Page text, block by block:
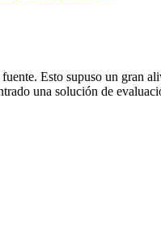
Esto supuso un gran
una solución de